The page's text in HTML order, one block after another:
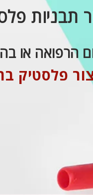
תבניות
הרפואה או
פלסטיק